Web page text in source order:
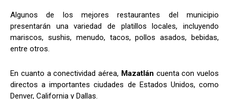
Algunos de los mejores restaurantes del municipio
presentarán una variedad de platillos locales, incluyendo
mariscos, sushis, menudo, tacos, pollos asados, bebidas,
entre otros.
En cuanto a conectividad aérea, Mazatlán cuenta con vuelos
directos a importantes ciudades de Estados Unidos, como
Denver, California y Dallas.